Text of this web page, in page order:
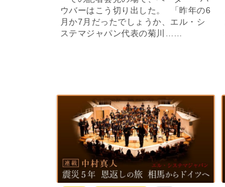
ウバーはこう切り出した。 「昨年の6
月か7月だったでしょうか、エル・シ
ステマジャパン代表の菊川……